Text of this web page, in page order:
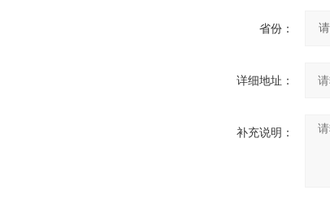
省份：
详细地址：
补充说明：